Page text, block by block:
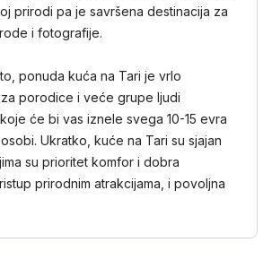
prirodi pa je savršena destinacija za
i fotografije.
ponuda kuća na Tari je vrlo
porodice i veće grupe ljudi
će bi vas iznele svega 10-15 evra
Ukratko, kuće na Tari su sjajan
su prioritet komfor i dobra
prirodnim atrakcijama, i povoljna